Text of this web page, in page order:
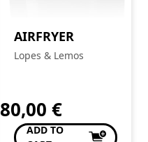
AIRFRYER
Lopes & Lemos
80,00 €
ADD TO